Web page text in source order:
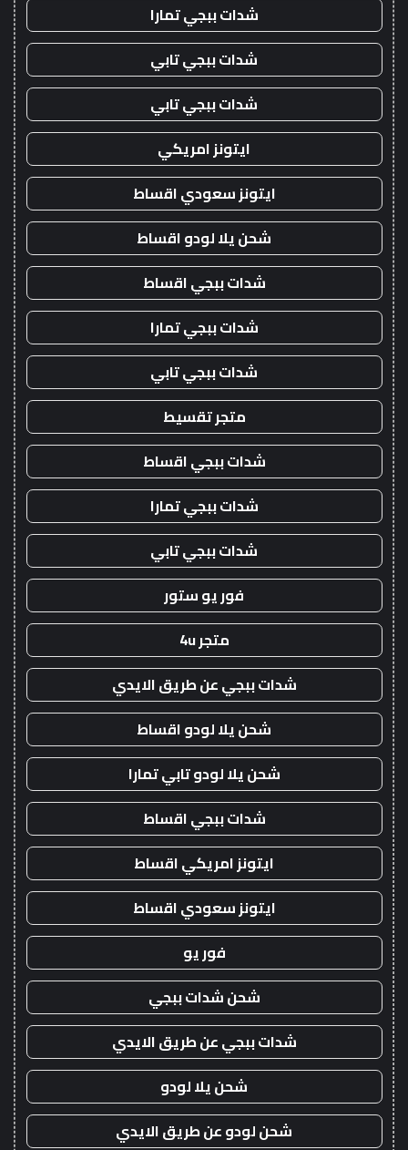
شدات ببجي تمارا
شدات ببجي تابي
شدات ببجي تابي
ايتونز امريكي
ايتونز سعودي اقساط
شحن يلا لودو اقساط
شدات ببجي اقساط
شدات ببجي تمارا
شدات ببجي تابي
متجر تقسيط
شدات ببجي اقساط
شدات ببجي تمارا
شدات ببجي تابي
فور يو ستور
متجر 4u
شدات ببجي عن طريق الايدي
شحن يلا لودو اقساط
شحن يلا لودو تابي تمارا
شدات ببجي اقساط
ايتونز امريكي اقساط
ايتونز سعودي اقساط
فور يو
شحن شدات ببجي
شدات ببجي عن طريق الايدي
شحن يلا لودو
شحن لودو عن طريق الايدي